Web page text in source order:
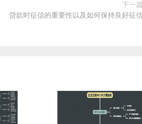
下一篇
贷款时征信的重要性以及如何保持良好征